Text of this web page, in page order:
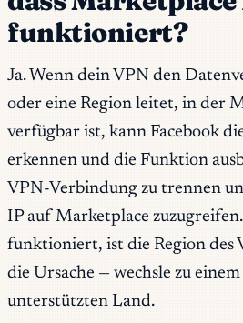
funktioniert?
Ja. Wenn dein VPN den
oder eine Region leitet, in der
verfügbar ist, kann Facebook
erkennen und die Funktion
VPN-Verbindung zu trennen
IP auf Marketplace
funktioniert, ist die Region des
die Ursache — wechsle zu
unterstützten Land.